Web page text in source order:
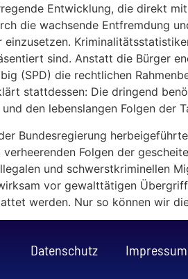
Entwicklung, die direkt
die wachsende Entfremdung
sind. Anstatt die Bürger
(SPD) die rechtlichen
stattdessen: Die dringend
den lebenslangen Folgen der
Bundesregierung
Folgen der
und schwerstkriminellen
vor gewalttätigen
werden. Nur so können wir
Datenschutz Impressum